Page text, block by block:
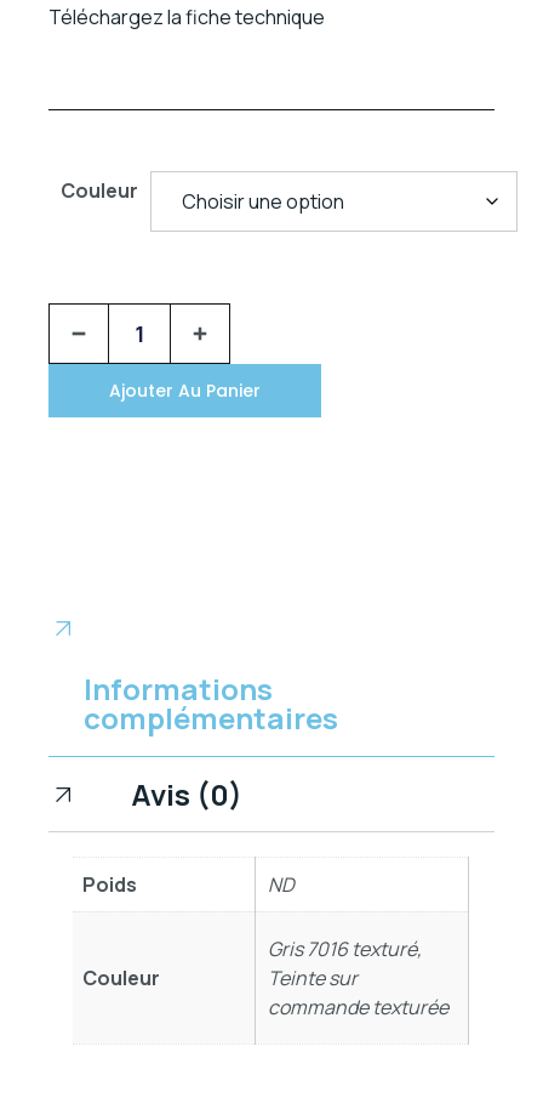
Téléchargez la fiche technique
Couleur
Ajouter Au Panier
Informations
complémentaires
Avis (0)
Poids ND
Couleur
Gris 7016 texturé,
Teinte sur
commande texturée